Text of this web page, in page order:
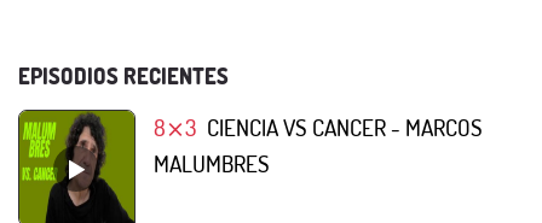
EPISODIOS RECIENTES
8⨯3 CIENCIA VS CANCER - MARCOS
MALUMBRES